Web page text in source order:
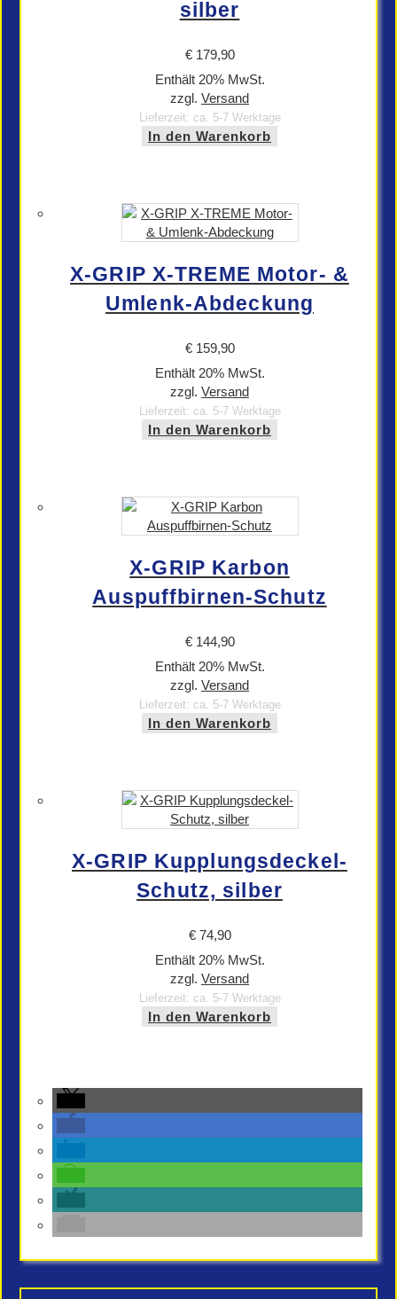
silber
€179,90
Enthält 20% MwSt.
zzgl. Versand
Lieferzeit: ca. 5-7 Werktage
In den Warenkorb
X-GRIP X-TREME Motor- &
Umlenk-Abdeckung
€159,90
Enthält 20% MwSt.
zzgl. Versand
Lieferzeit: ca. 5-7 Werktage
In den Warenkorb
X-GRIP Karbon
Auspuffbirnen-Schutz
€144,90
Enthält 20% MwSt.
zzgl. Versand
Lieferzeit: ca. 5-7 Werktage
In den Warenkorb
X-GRIP Kupplungsdeckel-
Schutz, silber
€74,90
Enthält 20% MwSt.
zzgl. Versand
Lieferzeit: ca. 5-7 Werktage
In den Warenkorb